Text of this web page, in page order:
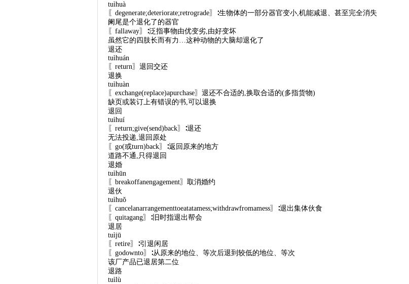
tuìhuà
〖degenerate;deteriorate;retrograde〗∶生物体的一部分器官变小,机能减退、甚至完全消失
阑尾是个退化了的器官
〖fallaway〗∶泛指事物由优变劣,由好变坏
虽然它的四肢长而有力…这种动物的大脑却退化了
退还
tuìhuán
〖return〗退回交还
退换
tuìhuàn
〖exchange(replace)apurchase〗退还不合适的,换取合适的(多指货物)
缺页或装订上有错误的书,可以退换
退回
tuìhuí
〖return;give(send)back〗∶退还
无法投递,退回原处
〖go(或turn)back〗∶返回原来的地方
道路不通,只得退回
退婚
tuìhūn
〖breakoffanengagement〗取消婚约
退伙
tuìhuǒ
〖cancelanarrangementtoeatatamess;withdrawfromamess〗∶退出集体伙食
〖quitagang〗∶旧时指退出帮会
退居
tuìjū
〖retire〗∶引退闲居
〖godownto〗∶从原来的地位、等次后退到较低的地位、等次
该厂产品已退居第二位
退路
tuìlù